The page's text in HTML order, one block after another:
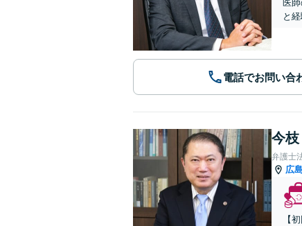
医
と
電話でお問い合
今
弁護士
広
【